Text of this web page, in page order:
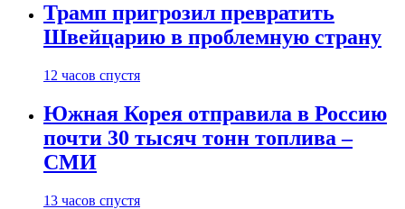
Трамп пригрозил превратить
Швейцарию в проблемную страну
12 часов спустя
Южная Корея отправила в Россию
почти 30 тысяч тонн топлива –
СМИ
13 часов спустя